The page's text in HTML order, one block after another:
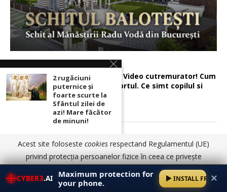
AVORTUL… Video cutremurator! Cum
se face avortul. Ce simt copilul si
mama…
linişte în casă şi fericire în familie:
CYBER3.AI Maximum protection for
your phone.
INSTALL FREE✕
2 rugăciuni
puternice şi
foarte scurte la
Sfântul zilei de
azi! Mare făcător
de minuni!
Cei 2 Sfinţi mari
care ajută imediat
la găsirea unui loc
bun de muncă! Ce
trebuie să faci:
Acest site foloseste cookies respectand Regulamentul (UE)
privind protecția persoanelor fizice în ceea ce privește
prelucrarea datelor cu caracter personal și privind libera
circulație a acestor date.
Detalii aici